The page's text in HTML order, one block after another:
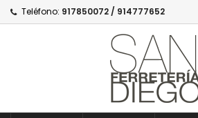
Teléfono: 917850072 / 914777652